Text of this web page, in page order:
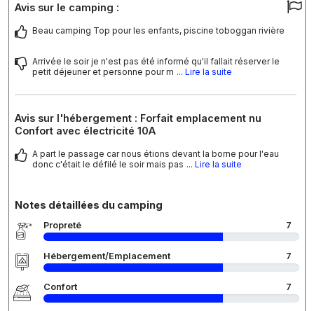
Avis sur le camping :
Beau camping Top pour les enfants, piscine toboggan rivière
Arrivée le soir je n'est pas été informé qu'il fallait réserver le
petit déjeuner et personne pour m ... Lire la suite
Avis sur l'hébergement : Forfait emplacement nu
Confort avec électricité 10A
A part le passage car nous étions devant la borne pour l'eau
donc c'était le défilé le soir mais pas ... Lire la suite
Notes détaillées du camping
Propreté 7
Hébergement/Emplacement 7
Confort 7